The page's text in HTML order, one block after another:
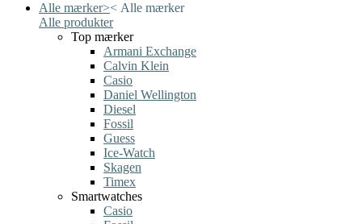
Alle mærker>< Alle mærker
Alle produkter
Top mærker
Armani Exchange
Calvin Klein
Casio
Daniel Wellington
Diesel
Fossil
Guess
Ice-Watch
Skagen
Timex
Smartwatches
Casio